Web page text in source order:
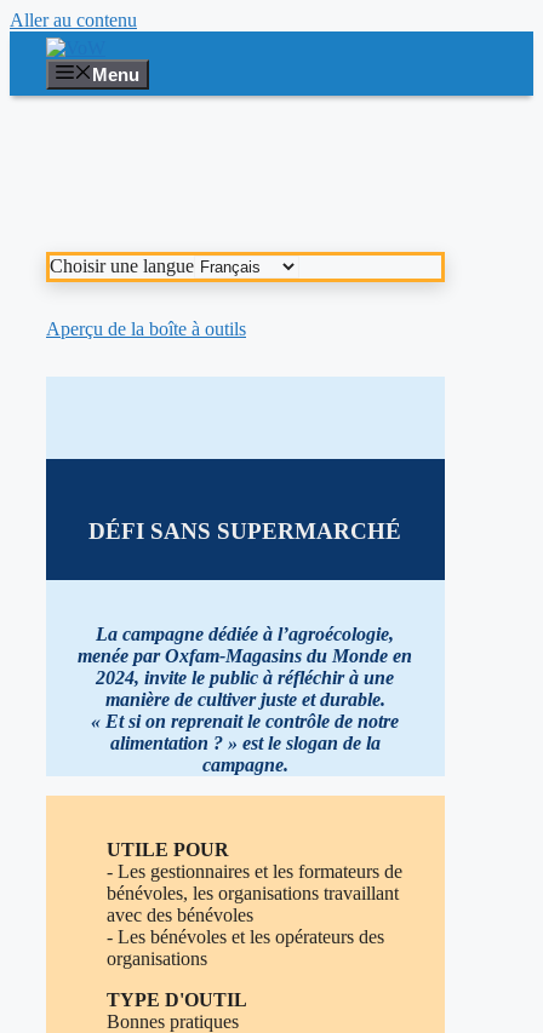
Aller au contenu
Menu
Choisir une langue
Aperçu de la boîte à outils
DÉFI SANS SUPERMARCHÉ
La campagne dédiée à l’agroécologie,
menée par Oxfam-Magasins du Monde en
2024, invite le public à réfléchir à une
manière de cultiver juste et durable.
« Et si on reprenait le contrôle de notre
alimentation ? » est le slogan de la
campagne.
UTILE POUR
- Les gestionnaires et les formateurs de
bénévoles, les organisations travaillant
avec des bénévoles
- Les bénévoles et les opérateurs des
organisations
TYPE D'OUTIL
Bonnes pratiques